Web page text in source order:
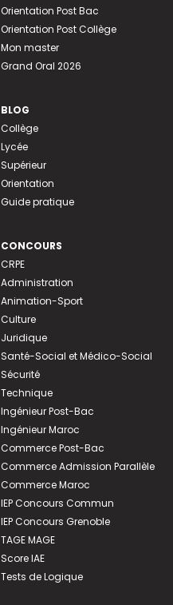
Orientation Post Bac
Orientation Post Collège
Mon master
Grand Oral 2026
BLOG
Collège
Lycée
Supérieur
Orientation
Guide pratique
CONCOURS
CRPE
Administration
Animation-Sport
Culture
Juridique
Santé-Social et Médico-Social
Sécurité
Technique
Ingénieur Post-Bac
Ingénieur Maroc
Commerce Post-Bac
Commerce Admission Parallèle
Commerce Maroc
IEP Concours Commun
IEP Concours Grenoble
TAGE MAGE
Score IAE
Tests de Logique